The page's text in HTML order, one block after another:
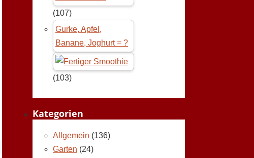
(107)
Gurke, Apfel,
Banane, Joghurt = ?
(103)
Kategorien
Allgemein (136)
Garten (24)